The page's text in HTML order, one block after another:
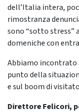
dell’Italia intera,
rimostranza
sono “sotto stress”
domeniche con
Abbiamo incontrato
punto della
e sul boom di
Direttore Felicori,